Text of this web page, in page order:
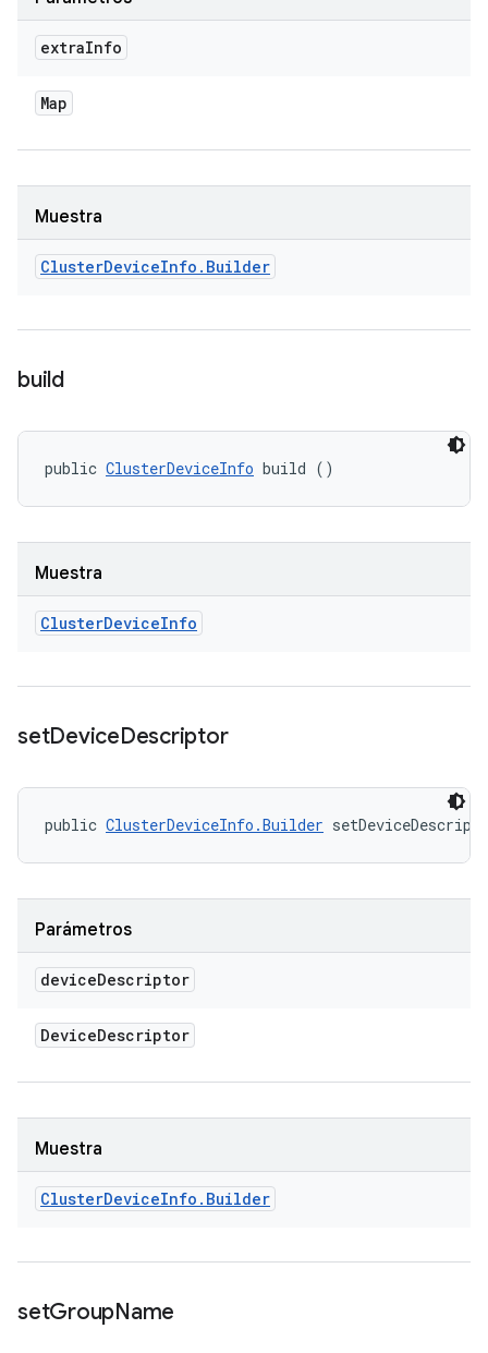
extraInfo
Map
Muestra
ClusterDeviceInfo . Builder
build
public ClusterDeviceInfo build ()
Muestra
ClusterDeviceInfo
setDeviceDescriptor
public ClusterDeviceInfo.Builder
Parámetros
deviceDescriptor
DeviceDescriptor
Muestra
ClusterDeviceInfo . Builder
setGroupName